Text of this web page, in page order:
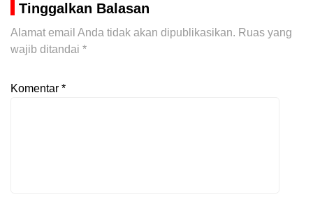
Tinggalkan Balasan
Alamat email Anda tidak akan dipublikasikan. Ruas yang
wajib ditandai *
Komentar *